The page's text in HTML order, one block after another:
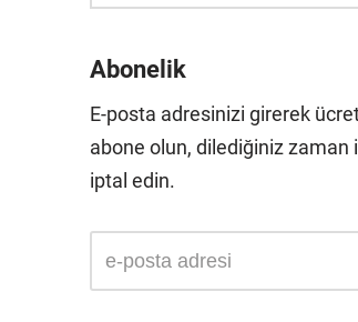
Abonelik
E-posta adresinizi girerek
abone olun, dilediğiniz zaman
iptal edin.